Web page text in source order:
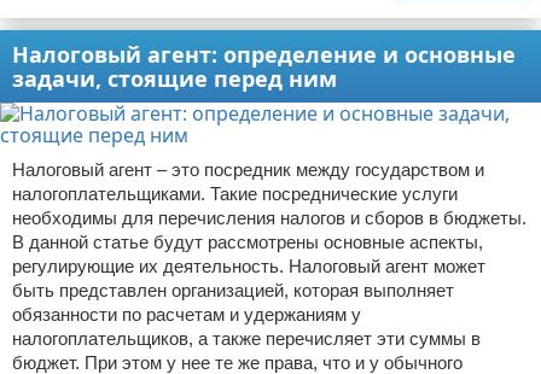
Налоговый агент: определение и основные
задачи, стоящие перед ним
Налоговый агент – это посредник между государством и
налогоплательщиками. Такие посреднические услуги
необходимы для перечисления налогов и сборов в бюджеты.
В данной статье будут рассмотрены основные аспекты,
регулирующие их деятельность. Налоговый агент может
быть представлен организацией, которая выполняет
обязанности по расчетам и удержаниям у
налогоплательщиков, а также перечисляет эти суммы в
бюджет. При этом у нее те же права, что и у обычного